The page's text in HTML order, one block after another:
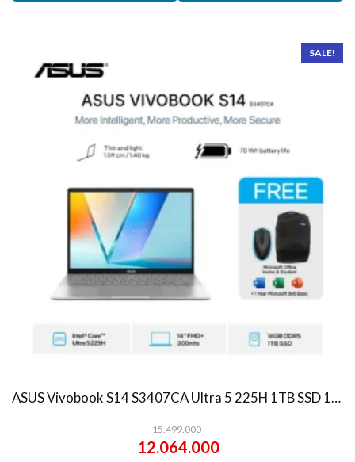
SALE!
ASUS Vivobook S14 S3407CA Ultra 5 225H 1TB SSD 16GB WUXGA IPS Win11+OHS
15.499.000
12.064.000